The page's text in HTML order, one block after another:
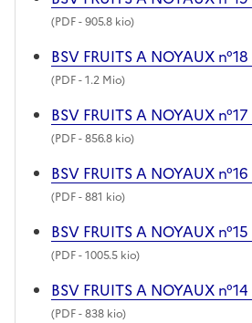
(PDF- 905.8 kio)
BSV FRUITS A NOYAUX n°18
(PDF- 1.2 Mio)
BSV FRUITS A NOYAUX n°17
(PDF- 856.8 kio)
BSV FRUITS A NOYAUX n°16
(PDF- 881 kio)
BSV FRUITS A NOYAUX n°15
(PDF- 1005.5 kio)
BSV FRUITS A NOYAUX n°14
(PDF- 838 kio)